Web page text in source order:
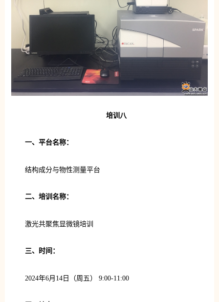
培训八
一、平台名称：
结构成分与物性测量平台
二、培训名称：
激光共聚焦显微镜培训
三、时间：
2024年6月14日（周五） 9:00-11:00